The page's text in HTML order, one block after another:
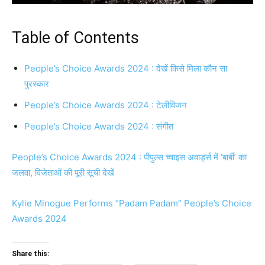
Table of Contents
People’s Choice Awards 2024 : देखें किसे मिला कौन सा
पुरस्कार
People’s Choice Awards 2024 : टेलीविजन
People’s Choice Awards 2024 : संगीत
People’s Choice Awards 2024 : पीपुल्स च्वाइस अवार्ड्स में ‘बार्बी’ का
जलवा, विजेताओं की पूरी सूची देखें
Kylie Minogue Performs “Padam Padam” People’s Choice
Awards 2024
Share this: